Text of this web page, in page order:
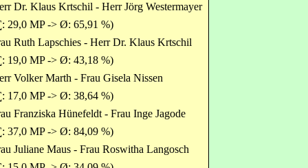
Dr. Klaus Krtschil - Herr Jörg Westermayer
29,0 MP -> Ø: 65,91 %)
Ruth Lapschies - Herr Dr. Klaus Krtschil
19,0 MP -> Ø: 43,18 %)
Volker Marth - Frau Gisela Nissen
17,0 MP -> Ø: 38,64 %)
Franziska Hünefeldt - Frau Inge Jagode
37,0 MP -> Ø: 84,09 %)
Juliane Maus - Frau Roswitha Langosch